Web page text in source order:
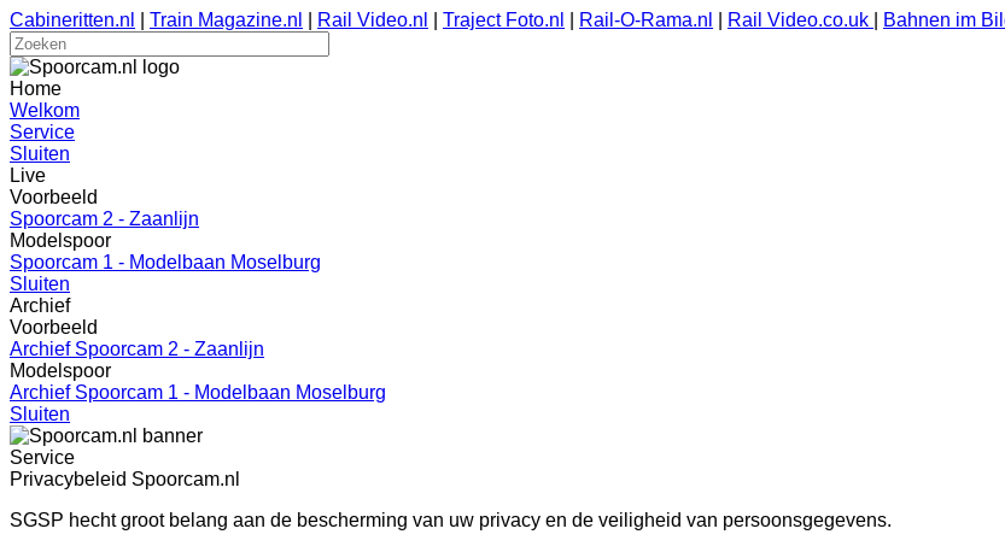
Cabineritten.nl Train Magazine.nl Rail Video.nl Traject Foto.nl Rail-O-Rama.nl Rail Video.co.uk Bahnen im
Home
Welkom
Service
Sluiten
Live
Voorbeeld
Spoorcam 2 - Zaanlijn
Modelspoor
Spoorcam 1 - Modelbaan Moselburg
Sluiten
Archief
Voorbeeld
Archief Spoorcam 2 - Zaanlijn
Modelspoor
Archief Spoorcam 1 - Modelbaan Moselburg
Sluiten
Service
Privacybeleid Spoorcam.nl
SGSP hecht groot belang aan de bescherming van uw privacy en de veiligheid van persoonsgegevens.